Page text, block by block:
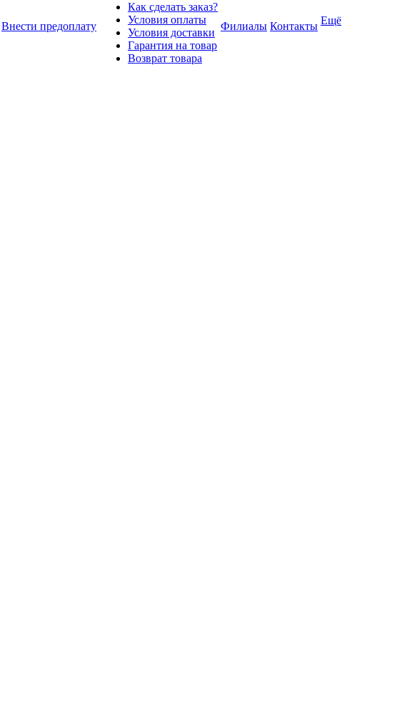
Внести предоплату
Как сделать заказ?
Условия оплаты
Условия доставки
Гарантия на товар
Возврат товара
Филиалы Контакты Ещё